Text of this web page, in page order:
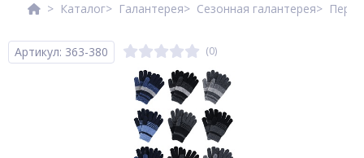
Каталог Галантерея Сезонная галантерея
Артикул: 363-380 (0)